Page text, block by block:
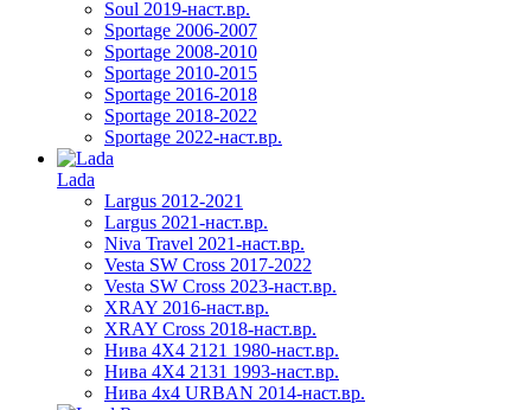
Soul 2019-наст.вр.
Sportage 2006-2007
Sportage 2008-2010
Sportage 2010-2015
Sportage 2016-2018
Sportage 2018-2022
Sportage 2022-наст.вр.
Lada
Largus 2012-2021
Largus 2021-наст.вр.
Niva Travel 2021-наст.вр.
Vesta SW Cross 2017-2022
Vesta SW Cross 2023-наст.вр.
XRAY 2016-наст.вр.
XRAY Cross 2018-наст.вр.
Нива 4X4 2121 1980-наст.вр.
Нива 4X4 2131 1993-наст.вр.
Нива 4х4 URBAN 2014-наст.вр.